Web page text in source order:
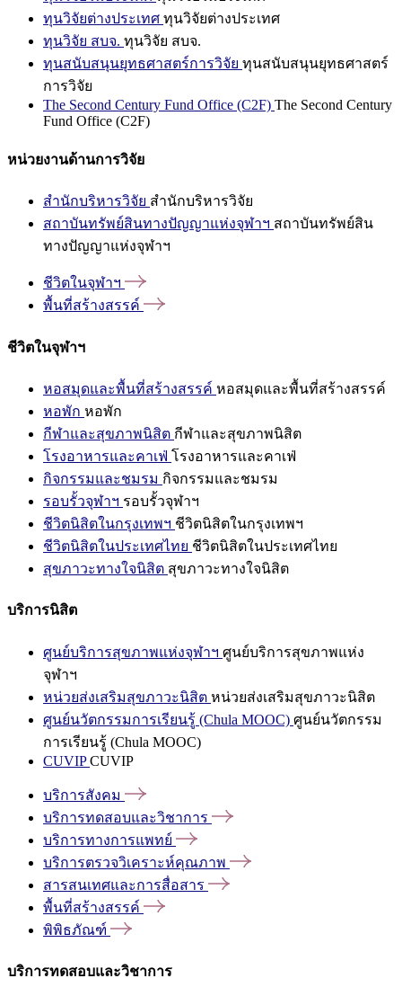
ทุนวิจัยต่างประเทศ ทุนวิจัยต่างประเทศ
ทุนวิจัย สบจ. ทุนวิจัย สบจ.
ทุนสนับสนุนยุทธศาสตร์การวิจัย ทุนสนับสนุนยุทธศาสตร์
การวิจัย
The Second Century Fund Office (C2F) The Second Century
Fund Office (C2F)
หน่วยงานด้านการวิจัย
สำนักบริหารวิจัย สำนักบริหารวิจัย
สถาบันทรัพย์สินทางปัญญาแห่งจุฬาฯ สถาบันทรัพย์สิน
ทางปัญญาแห่งจุฬาฯ
ชีวิตในจุฬาฯ
พื้นที่สร้างสรรค์
ชีวิตในจุฬาฯ
หอสมุดและพื้นที่สร้างสรรค์ หอสมุดและพื้นที่สร้างสรรค์
หอพัก หอพัก
กีฬาและสุขภาพนิสิต กีฬาและสุขภาพนิสิต
โรงอาหารและคาเฟ่ โรงอาหารและคาเฟ่
กิจกรรมและชมรม กิจกรรมและชมรม
รอบรั้วจุฬาฯ รอบรั้วจุฬาฯ
ชีวิตนิสิตในกรุงเทพฯ ชีวิตนิสิตในกรุงเทพฯ
ชีวิตนิสิตในประเทศไทย ชีวิตนิสิตในประเทศไทย
สุขภาวะทางใจนิสิต สุขภาวะทางใจนิสิต
บริการนิสิต
ศูนย์บริการสุขภาพแห่งจุฬาฯ ศูนย์บริการสุขภาพแห่ง
จุฬาฯ
หน่วยส่งเสริมสุขภาวะนิสิต หน่วยส่งเสริมสุขภาวะนิสิต
ศูนย์นวัตกรรมการเรียนรู้ (Chula MOOC) ศูนย์นวัตกรรม
การเรียนรู้ (Chula MOOC)
CUVIPCUVIP
บริการสังคม
บริการทดสอบและวิชาการ
บริการทางการแพทย์
บริการตรวจวิเคราะห์คุณภาพ
สารสนเทศและการสื่อสาร
พื้นที่สร้างสรรค์
พิพิธภัณฑ์
บริการทดสอบและวิชาการ